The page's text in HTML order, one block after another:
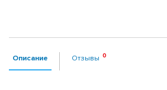
Описание Отзывы